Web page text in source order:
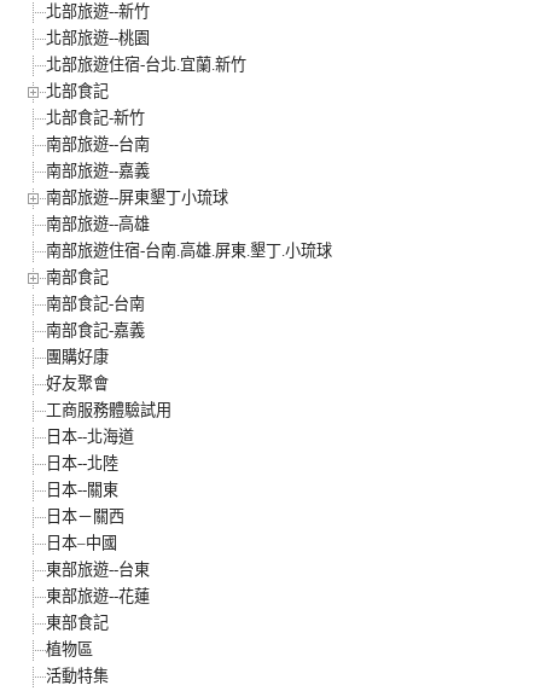
北部旅遊--新竹
北部旅遊--桃園
北部旅遊住宿-台北.宜蘭.新竹
北部食記
北部食記-新竹
南部旅遊--台南
南部旅遊--嘉義
南部旅遊--屏東墾丁小琉球
南部旅遊--高雄
南部旅遊住宿-台南.高雄.屏東.墾丁.小琉球
南部食記
南部食記-台南
南部食記-嘉義
團購好康
好友聚會
工商服務體驗試用
日本--北海道
日本--北陸
日本--關東
日本－關西
日本–中國
東部旅遊--台東
東部旅遊--花蓮
東部食記
植物區
活動特集